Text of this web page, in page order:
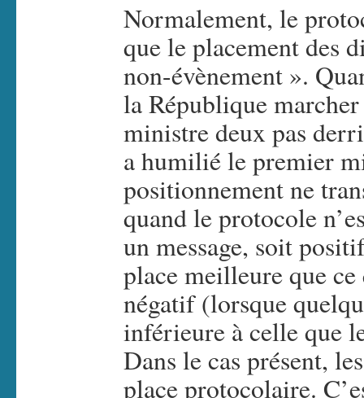
Normalement, le
que le placement des
non-évènement ».
la République
ministre deux pas
a humilié le premier
positionnement ne
quand le protocole
un message, soit
place meilleure que
négatif (lorsque
inférieure à celle que
Dans le cas présent,
place protocolaire.